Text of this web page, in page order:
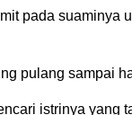
pada suaminya
pulang sampai
istrinya yang